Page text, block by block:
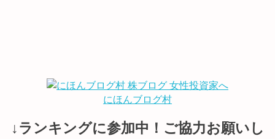
にほんブログ村
↓ランキングに参加中！ご協力お願いし